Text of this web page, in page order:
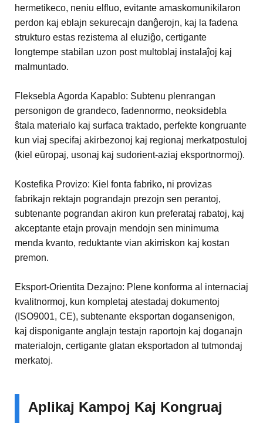
hermetikeco, neniu elfluo, evitante amaskomunikilaron
perdon kaj eblajn sekurecajn danĝerojn, kaj la fadena
strukturo estas rezistema al eluziĝo, certigante
longtempe stabilan uzon post multoblaj instalaĵoj kaj
malmuntado.
Fleksebla Agorda Kapablo: Subtenu plenrangan
personigon de grandeco, fadennormo, neoksidebla
ŝtala materialo kaj surfaca traktado, perfekte kongruante
kun viaj specifaj akirbezonoj kaj regionaj merkatpostuloj
(kiel eŭropaj, usonaj kaj sudorient-aziaj eksportnormoj).
Kostefika Provizo: Kiel fonta fabriko, ni provizas
fabrikajn rektajn pograndajn prezojn sen perantoj,
subtenante pograndan akiron kun preferataj rabatoj, kaj
akceptante etajn provajn mendojn sen minimuma
menda kvanto, reduktante vian akirriskon kaj kostan
premon.
Eksport-Orientita Dezajno: Plene konforma al internaciaj
kvalitnormoj, kun kompletaj atestadaj dokumentoj
(ISO9001, CE), subtenante eksportan dogansenigon,
kaj disponigante anglajn testajn raportojn kaj doganajn
materialojn, certigante glatan eksportadon al tutmondaj
merkatoj.
Aplikaj Kampoj Kaj Kongruaj